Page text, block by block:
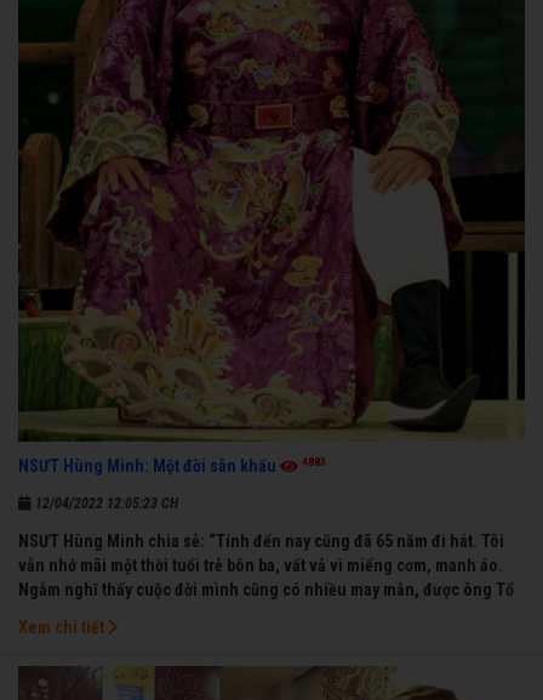
NSƯT Hùng Minh: Một đời sân khấu 4883
12/04/2022 12:05:23 CH
NSƯT Hùng Minh chia sẻ: “Tính đến nay cũng đã 65 năm đi hát. Tôi
vẫn nhớ mãi một thời tuổi trẻ bôn ba, vất vả vì miếng cơm, manh áo.
Ngẫm nghĩ thấy cuộc đời mình cũng có nhiều may mắn, được ông Tổ
trong dòng đời xuôi ngược nhận được những cơ may để từng bước
thành danh với nghiệp ca diễn”.
Xem chi tiết